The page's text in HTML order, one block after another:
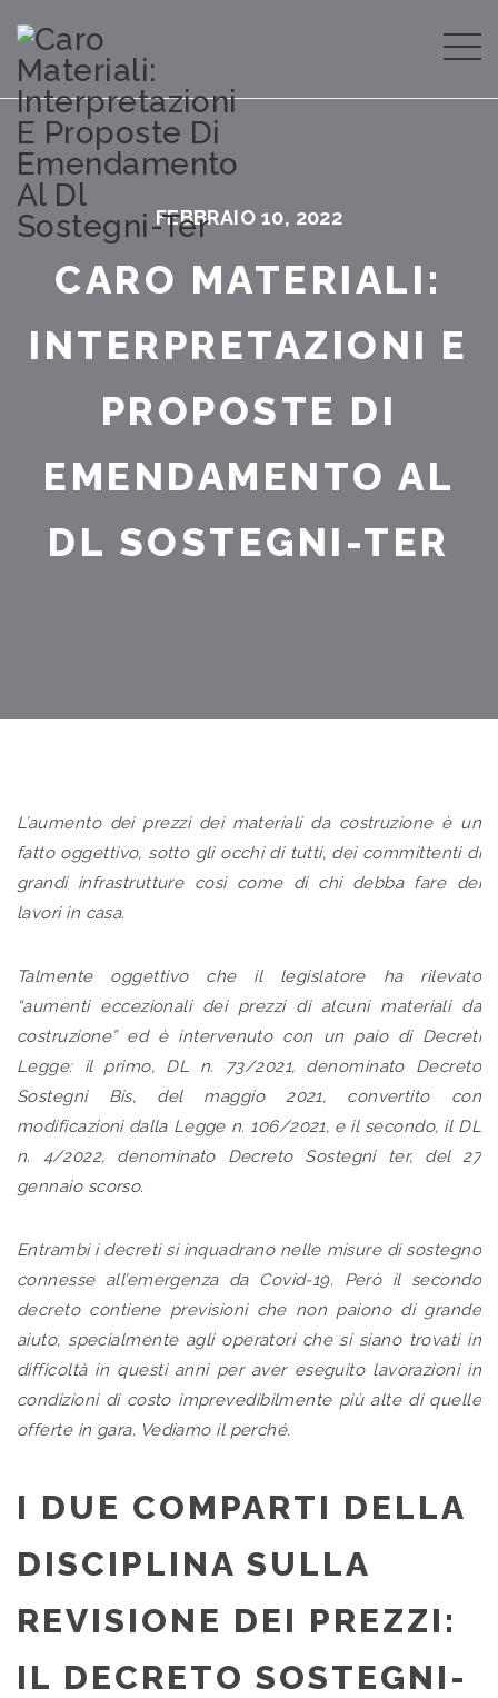
FEBBRAIO 10, 2022
CARO MATERIALI:
INTERPRETAZIONI E
PROPOSTE DI
EMENDAMENTO AL
DL SOSTEGNI-TER
L’aumento dei prezzi dei materiali da costruzione è un
fatto oggettivo, sotto gli occhi di tutti, dei committenti di
grandi infrastrutture così come di chi debba fare dei
lavori in casa.
Talmente oggettivo che il legislatore ha rilevato
“aumenti eccezionali dei prezzi di alcuni materiali da
costruzione” ed è intervenuto con un paio di Decreti
Legge: il primo, DL n. 73/2021, denominato Decreto
Sostegni Bis, del maggio 2021, convertito con
modificazioni dalla Legge n. 106/2021, e il secondo, il DL
n. 4/2022, denominato Decreto Sostegni ter, del 27
gennaio scorso.
Entrambi i decreti si inquadrano nelle misure di sostegno
connesse all’emergenza da Covid-19. Però il secondo
decreto contiene previsioni che non paiono di grande
aiuto, specialmente agli operatori che si siano trovati in
difficoltà in questi anni per aver eseguito lavorazioni in
condizioni di costo imprevedibilmente più alte di quelle
offerte in gara. Vediamo il perché.
I DUE COMPARTI DELLA
DISCIPLINA SULLA
REVISIONE DEI PREZZI:
IL DECRETO SOSTEGNI-